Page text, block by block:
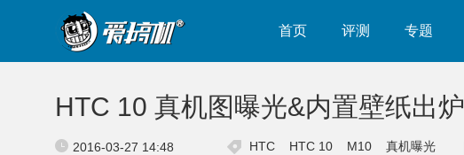
首页 评测 专题
HTC 10 真机图曝光&内置壁纸出炉
2016-03-27 14:48 HTC HTC 10 M10 真机曝光